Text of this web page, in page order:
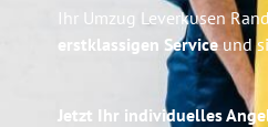
Ihr Umzug Leverkusen
erstklassigen Serviceund
Jetzt Ihr individuelles